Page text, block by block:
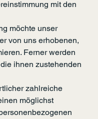
mit den
möchte unser
von uns erhobenen,
Ferner werden
ihnen zustehenden
zahlreiche
möglichst